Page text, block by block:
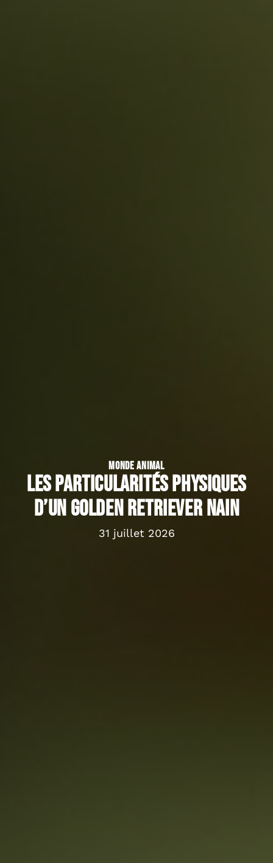
MONDE ANIMAL
Les particularités physiques
d’un golden retriever nain
31 juillet 2026